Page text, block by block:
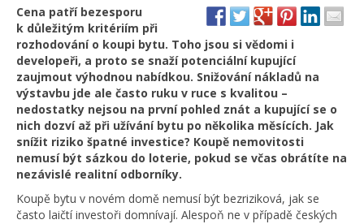
Cena patří bezesporu
k důležitým kritériím při
rozhodování o koupi bytu. Toho jsou si vědomi i
developeři, a proto se snaží potenciální kupující
zaujmout výhodnou nabídkou. Snižování nákladů na
výstavbu jde ale často ruku v ruce s kvalitou –
nedostatky nejsou na první pohled znát a kupující se o
nich dozví až při užívání bytu po několika měsících. Jak
snížit riziko špatné investice? Koupě nemovitosti
nemusí být sázkou do loterie, pokud se včas obrátíte na
nezávislé realitní odborníky.
Koupě bytu v novém domě nemusí být bezriziková, jak se
často laičtí investoři domnívají. Alespoň ne v případě českých